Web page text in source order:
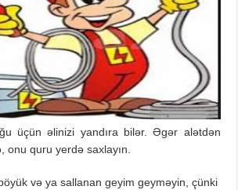
üçün əlinizi yandıra bilər. Əgər alətdən
onu quru yerdə saxlayın.
və ya sallanan geyim geyməyin, çünki